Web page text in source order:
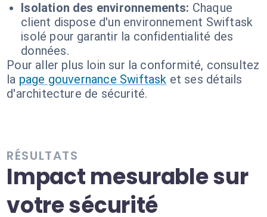
Isolation des environnements: Chaque
client dispose d'un environnement Swiftask
isolé pour garantir la confidentialité des
données.
Pour aller plus loin sur la conformité, consultez
la page gouvernance Swiftask et ses détails
d'architecture de sécurité.
RÉSULTATS
Impact mesurable sur
votre sécurité